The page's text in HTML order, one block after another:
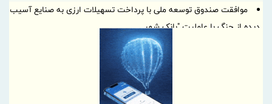
موافقت صندوق توسعه ملی با پرداخت تسهیلات ارزی به صنایع آسیب
دیده از جنگ با عاملیت "بانک شهر
اصلاحیه آگهی مرحله سوم مزایده اموال مازاد بانک دی
بانك ملت در رتبه نخست پرداخت تسهیلات ازدواج و فرزندآوری قرار
تقدیر مدیر صندوق بازنشستگی استان خراسان شمالی از خدمات